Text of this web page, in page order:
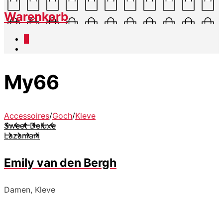
Warenkorb
My66
Accessoires/Goch/Kleve
Sweet Deluxe
Lazamani
Emily van den Bergh
Damen, Kleve